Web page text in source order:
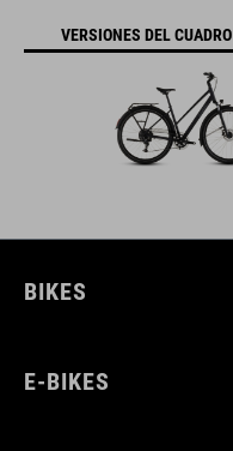
VERSIONES DEL CUADRO
BIKES
E-BIKES